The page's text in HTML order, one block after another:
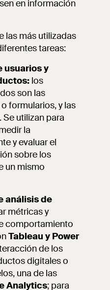
en información
las más utilizadas
tareas:
usuarios y
los
son las
formularios, y las
utilizan para
la
y evaluar el
sobre los
un mismo
análisis de
métricas y
comportamiento
Tableau y Power
de los
digitales o
una de las
Analytics; para